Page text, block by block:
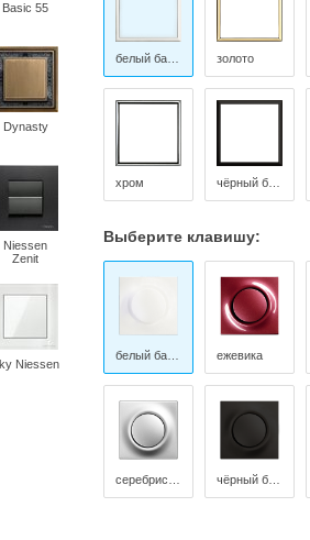
Basic 55
Dynasty
Niessen
Zenit
Niessen
золото
хром
Выберите клавишу:
ежевика